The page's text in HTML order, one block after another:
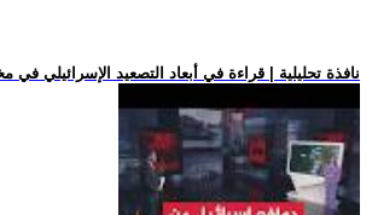
.. نافذة تحليلية | قراءة في أبعاد التصعيد الإسرائيلي في